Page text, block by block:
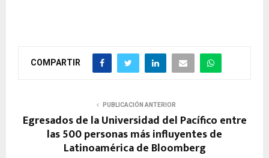
COMPARTIR
PUBLICACIÓN ANTERIOR
Egresados de la Universidad del Pacífico entre
las 500 personas más influyentes de
Latinoamérica de Bloomberg